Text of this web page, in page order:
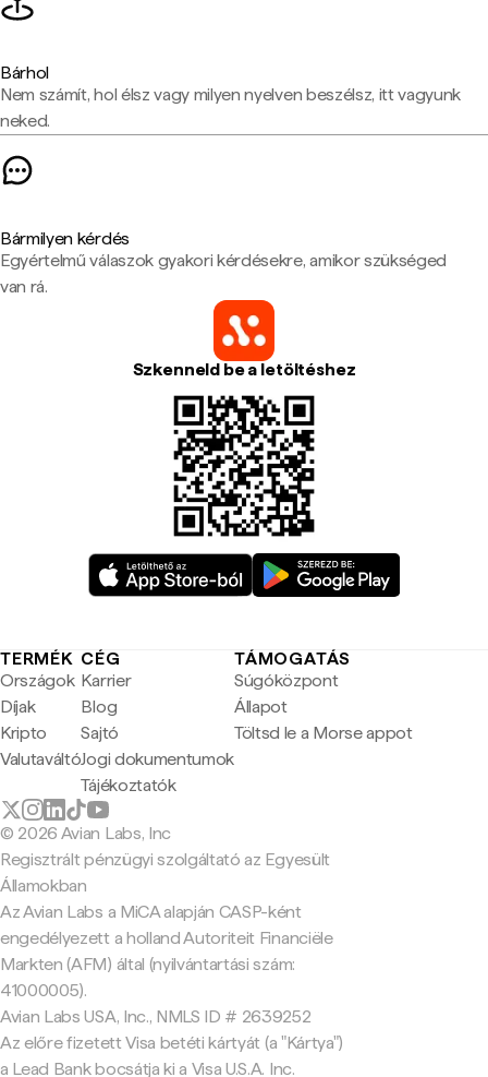
Bárhol
Nem számít, hol élsz vagy milyen nyelven beszélsz, itt vagyunk
neked.
Bármilyen kérdés
Egyértelmű válaszok gyakori kérdésekre, amikor szükséged
van rá.
Szkenneld be a letöltéshez
TERMÉK
Országok
Díjak
Kripto
Valutaváltó
CÉG
Karrier
Blog
Sajtó
Jogi dokumentumok
Tájékoztatók
TÁMOGATÁS
Súgóközpont
Állapot
Töltsd le a Morse appot
© 2026 Avian Labs, Inc
Regisztrált pénzügyi szolgáltató az Egyesült
Államokban
Az Avian Labs a MiCA alapján CASP-ként
engedélyezett a holland Autoriteit Financiële
Markten (AFM) által (nyilvántartási szám:
41000005).
Avian Labs USA, Inc., NMLS ID # 2639252
Az előre fizetett Visa betéti kártyát (a "Kártya")
a Lead Bank bocsátja ki a Visa U.S.A. Inc.